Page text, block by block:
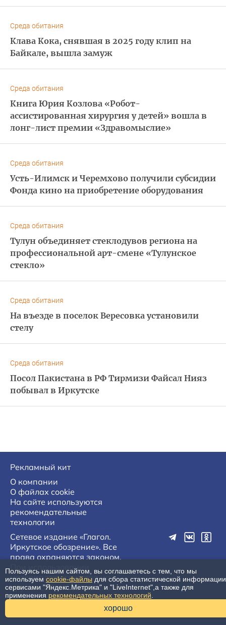
Среда обитания
Клава Кока, снявшая в 2025 году клип на
Байкале, вышла замуж
Среда обитания
Книга Юрия Козлова «Робот-
ассистированная хирургия у детей» вошла в
лонг-лист премии «Здравомыслие»
Среда обитания
Усть-Илимск и Черемхово получили субсидии
Фонда кино на приобретение оборудования
Среда обитания
Тулун объединяет стеклодувов региона на
профессиональной арт-смене «Тулунское
стекло»
Среда обитания
На въезде в поселок Вересовка установили
стелу
Среда обитания
Посол Пакистана в РФ Тирмизи Файсал Нияз
побывал в Иркутске
Рекламный кит
О компании
О файлах cookie
На сайте используются
рекомендательные
технологии
Сетевое издание «Глагол.
Иркутское обозрение». Все
права охраняются законом.
При использовании
материалов агентства на
других сайтах, обязательна
гиперссылка.
Пользуясь нашим сайтом, вы соглашаетесь с тем, что мы
используем cookie-файлы для сбора статистической информации
сервисами "Яндекс.Метрика" и "LiveInternet",а также для
применения рекомендательных технологий
хорошо